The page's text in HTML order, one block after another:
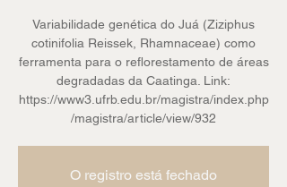
Variabilidade genética do Juá (Ziziphus
cotinifolia Reissek, Rhamnaceae) como
ferramenta para o reflorestamento de áreas
degradadas da Caatinga. Link:
https://www3.ufrb.edu.br/magistra/index.php
/magistra/article/view/932
O registro está fechado